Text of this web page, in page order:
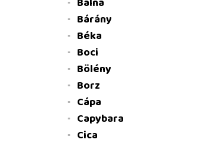
Bárány
Béka
Boci
Bölény
Borz
Cápa
Capybara
Cica